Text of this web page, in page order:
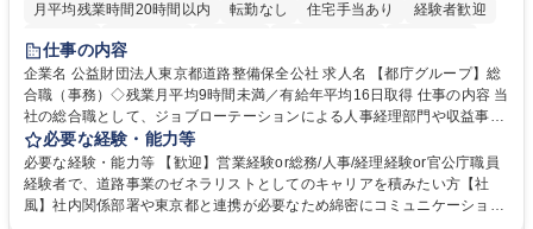
月平均残業時間20時間以内
転勤なし 住宅手当あり
経験者歓迎
研修あり
退職金あり
駅近5分以内
資格取得手当あり 食事補助あり
仕事の内容
企業名 公益財団法人東京都道路整備保全公社 求人名 【都庁グループ】総
合職（事務）◇残業月平均9時間未満／有給年平均16日取得 仕事の内容 当
社の総合職として、ジョブローテーションによる人事経理部門や収益事業
等のフロント部門の部署等幅広い部署での業務をお任せいたします。研修
制度やキャリア支援が充実しております！ ※下記業務詳細 【業務詳細】■
管理部門：広報、人事、経理など当公社の運営に係る管理業務 ■収益部
門：駐車場の新規開拓、管理運営、新宿駅西口広場の「イベントコーナ
必要な経験・能力等
必要な経験・能力等 【歓迎】営業経験or総務/人事/経理経験or官公庁職員
経験者で、道路事業のゼネラリストとしてのキャリアを積みたい方【社
風】社内関係部署や東京都と連携が必要なため綿密にコミュニケーション